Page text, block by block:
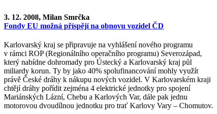
3. 12. 2008, Milan Smrčka
Fondy EU možná příspějí na obnovu vozidel ČD
Karlovarský kraj se připravuje na vyhlášení nového programu
v rámci ROP (Regionálního operačního programu) Severozápad,
který nabídne dohromady pro Ústecký a Karlovarský kraj půl
miliardy korun. Ty by jako 40% spolufinancování mohly využít
právě České dráhy k nákupu nových vozidel. V Karlovarském kraji
chtějí dráhy pořídit zejména 4 elektrické jednotky pro spojení
Mariánských Lázní, Chebu a Karlových Var, dále pak jednu
motorovou dvoudílnou jednotku pro trať Karlovy Vary – Chomutov.